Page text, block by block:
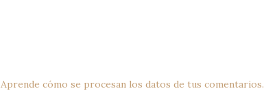
Aprende cómo se procesan los datos de tus comentarios.